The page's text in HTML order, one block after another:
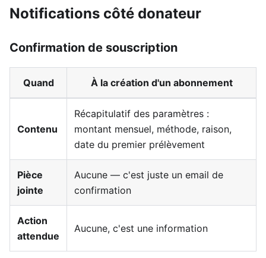
Notifications côté donateur
Confirmation de souscription
Quand À la création d'un abonnement
Contenu
Récapitulatif des paramètres :
montant mensuel, méthode, raison,
date du premier prélèvement
Pièce
jointe
Aucune — c'est juste un email de
confirmation
Action
attendue
Aucune, c'est une information